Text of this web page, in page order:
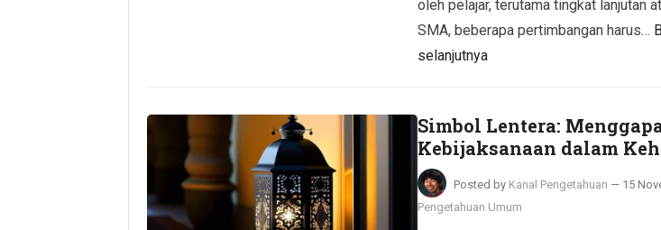
oleh pelajar, terutama tingkat lanjutan
SMA, beberapa pertimbangan harus…
selanjutnya
Simbol Lentera:
Kebijaksanaan dalam
Posted by Kanal Pengetahuan — 15
Pengetahuan Umum